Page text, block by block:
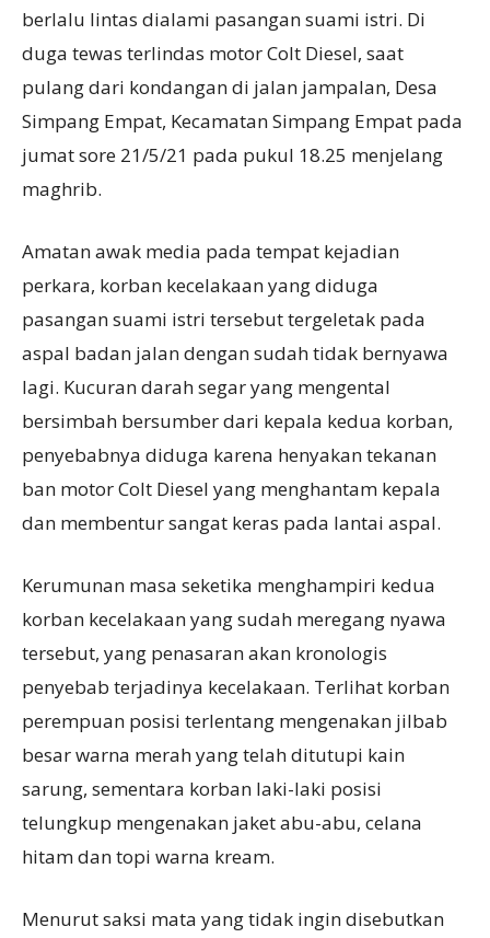
berlalu lintas dialami pasangan suami istri. Di
duga tewas terlindas motor Colt Diesel, saat
pulang dari kondangan di jalan jampalan, Desa
Simpang Empat, Kecamatan Simpang Empat pada
jumat sore 21/5/21 pada pukul 18.25 menjelang
maghrib.
Amatan awak media pada tempat kejadian
perkara, korban kecelakaan yang diduga
pasangan suami istri tersebut tergeletak pada
aspal badan jalan dengan sudah tidak bernyawa
lagi. Kucuran darah segar yang mengental
bersimbah bersumber dari kepala kedua korban,
penyebabnya diduga karena henyakan tekanan
ban motor Colt Diesel yang menghantam kepala
dan membentur sangat keras pada lantai aspal.
Kerumunan masa seketika menghampiri kedua
korban kecelakaan yang sudah meregang nyawa
tersebut, yang penasaran akan kronologis
penyebab terjadinya kecelakaan. Terlihat korban
perempuan posisi terlentang mengenakan jilbab
besar warna merah yang telah ditutupi kain
sarung, sementara korban laki-laki posisi
telungkup mengenakan jaket abu-abu, celana
hitam dan topi warna kream.
Menurut saksi mata yang tidak ingin disebutkan